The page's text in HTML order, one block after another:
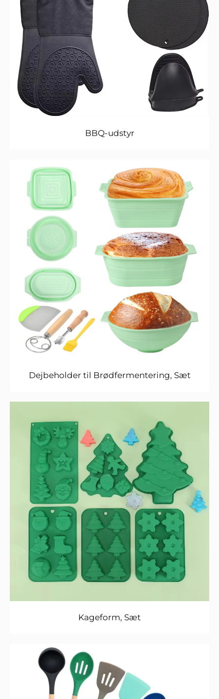
BBQ-udstyr
Dejbeholder til Brødfermentering, Sæt
Kageform, Sæt